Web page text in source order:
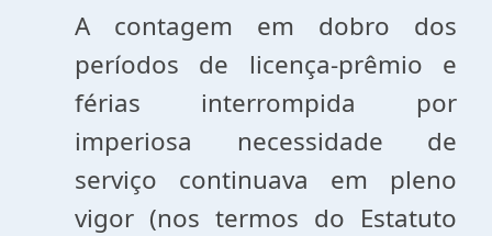
A contagem em dobro dos
períodos de licença-prêmio e
férias interrompida por
imperiosa necessidade de
serviço continuava em pleno
vigor (nos termos do Estatuto